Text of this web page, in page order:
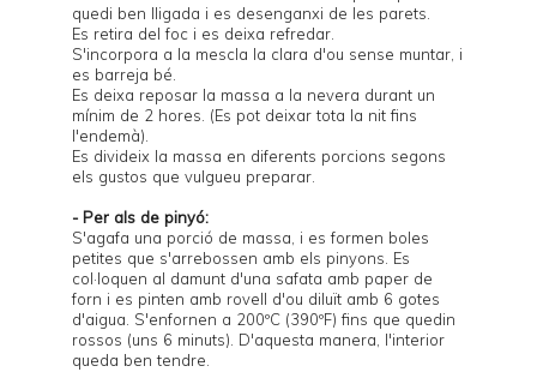
quedi ben lligada i es desenganxi de les parets.
Es retira del foc i es deixa refredar.
S'incorpora a la mescla la clara d'ou sense muntar, i
es barreja bé.
Es deixa reposar la massa a la nevera durant un
mínim de 2 hores. (Es pot deixar tota la nit fins
l'endemà).
Es divideix la massa en diferents porcions segons
els gustos que vulgueu preparar.
- Per als de pinyó:
S'agafa una porció de massa, i es formen boles
petites que s'arrebossen amb els pinyons. Es
col·loquen al damunt d'una safata amb paper de
forn i es pinten amb rovell d'ou diluït amb 6 gotes
d'aigua. S'enfornen a 200ºC (390ºF) fins que quedin
rossos (uns 6 minuts). D'aquesta manera, l'interior
queda ben tendre.